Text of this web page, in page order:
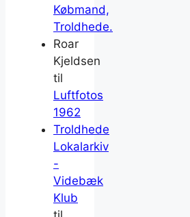
Købmand,
Troldhede.
Roar
Kjeldsen
til
Luftfotos
1962
Troldhede
Lokalarkiv
-
Videbæk
Klub